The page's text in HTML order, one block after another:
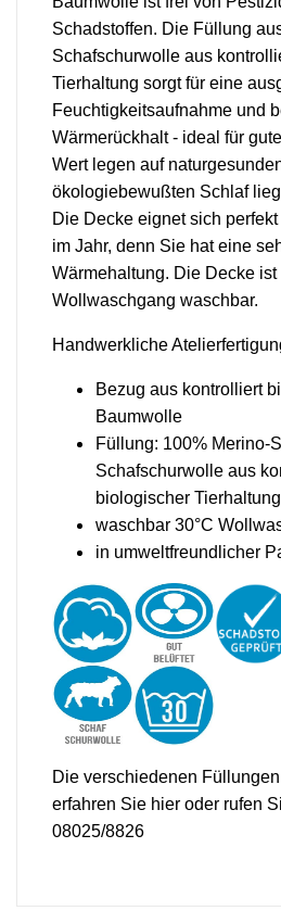
Schadstoffen. Die Füllung
Schafschurwolle aus
Tierhaltung sorgt für eine
Feuchtigkeitsaufnahme und
Wärmerückhalt - ideal für
Wert legen auf
ökologiebewußten Schlaf
Die Decke eignet sich
im Jahr, denn Sie hat eine
Wärmehaltung. Die Decke ist
Wollwaschgang waschbar.
Handwerkliche
Bezug aus kontrolliert
Baumwolle
Füllung: 100% Merino-
Schafschurwolle aus
biologischer Tierhaltung
waschbar 30°C
in umweltfreundlicher
Die verschiedenen
erfahren Sie hier oder rufen
08025/8826